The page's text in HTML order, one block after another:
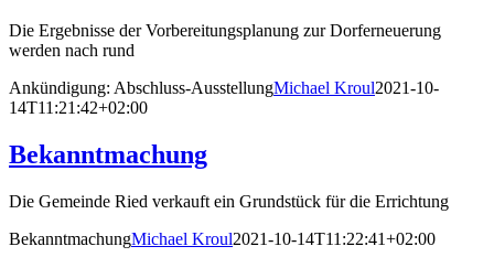
Die Ergebnisse der Vorbereitungsplanung zur Dorferneuerung
werden nach rund
Ankündigung: Abschluss-AusstellungMichael Kroul2021-10-
14T11:21:42+02:00
Bekanntmachung
Die Gemeinde Ried verkauft ein Grundstück für die Errichtung
BekanntmachungMichael Kroul2021-10-14T11:22:41+02:00